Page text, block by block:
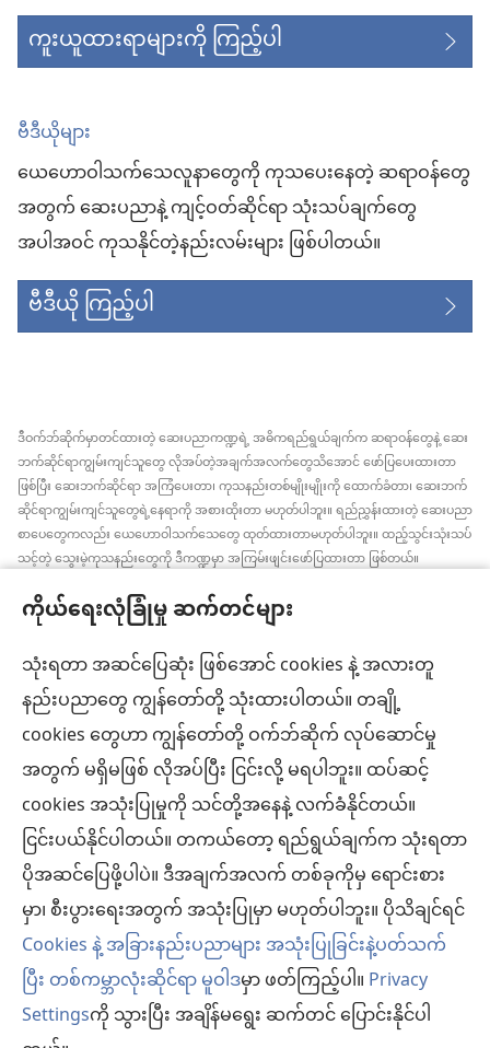
ကိုယ်ရေးလုံခြုံမှု ဆက်တင်များ
သုံးရတာ အဆင်ပြေဆုံး ဖြစ်အောင် cookies နဲ့ အလားတူ
နည်းပညာတွေ ကျွန်တော်တို့ သုံးထားပါတယ်။ တချို့
cookies တွေဟာ ကျွန်တော်တို့ ဝက်ဘ်ဆိုက် လုပ်ဆောင်မှု
အတွက် မရှိမဖြစ် လိုအပ်ပြီး ငြင်းလို့ မရပါဘူး။ ထပ်ဆင့်
cookies အသုံးပြုမှုကို သင်တို့အနေနဲ့ လက်ခံနိုင်တယ်။
ငြင်းပယ်နိုင်ပါတယ်။ တကယ်တော့ ရည်ရွယ်ချက်က သုံးရတာ
ပိုအဆင်ပြေဖို့ပါပဲ။ ဒီအချက်အလက် တစ်ခုကိုမှ ရောင်းစား
မှာ၊ စီးပွားရေးအတွက် အသုံးပြုမှာ မဟုတ်ပါဘူး။ ပိုသိချင်ရင်
Cookies နဲ့ အခြားနည်းပညာများ အသုံးပြုခြင်းနဲ့ပတ်သက်
ပြီး တစ်ကမ္ဘာလုံးဆိုင်ရာ မူဝါဒမှာ ဖတ်ကြည့်ပါ။Privacy
Settingsကို သွားပြီး အချိန်မရွေး ဆက်တင် ပြောင်းနိုင်ပါ
ကူးယူထားရာများကို ကြည့်ပါ
ဗီဒီယိုများ
ယေဟောဝါသက်သေလူနာတွေကို ကုသပေးနေတဲ့ ဆရာဝန်တွေ
အတွက် ဆေးပညာနဲ့ ကျင့်ဝတ်ဆိုင်ရာ သုံးသပ်ချက်တွေ
အပါအဝင် ကုသနိုင်တဲ့နည်းလမ်းများ ဖြစ်ပါတယ်။
ဗီဒီယို ကြည့်ပါ
ဒီဝက်ဘ်ဆိုက်မှာတင်ထားတဲ့ ဆေးပညာကဏ္ဍရဲ့ အဓိကရည်ရွယ်ချက်က ဆရာဝန်တွေနဲ့ ဆေး
ဘက်ဆိုင်ရာကျွမ်းကျင်သူတွေ လိုအပ်တဲ့အချက်အလက်တွေသိအောင် ဖော်ပြပေးထားတာ
ဖြစ်ပြီး ဆေးဘက်ဆိုင်ရာ အကြံပေးတာ၊ ကုသနည်းတစ်မျိုးမျိုးကို ထောက်ခံတာ၊ ဆေးဘက်
ဆိုင်ရာကျွမ်းကျင်သူတွေရဲ့နေရာကို အစားထိုးတာ မဟုတ်ပါဘူး။ ရည်ညွှန်းထားတဲ့ ဆေးပညာ
စာပေတွေကလည်း ယေဟောဝါသက်သေတွေ ထုတ်ထားတာမဟုတ်ပါဘူး။ ထည့်သွင်းသုံးသပ်
သင့်တဲ့ သွေးမဲ့ကုသနည်းတွေကို ဒီကဏ္ဍမှာ အကြမ်းဖျင်းဖော်ပြထားတာ ဖြစ်တယ်။
အခြေအနေနဲ့ပတ်သက်ပြီး လူနာရှင်တွေရဲ့ ဆန္ဒ၊ ဘာသာရေးယုံကြည်ချက်အတိုင်း လုပ်ဆောင်
ပေးဖို့က ဆေးဘက်ဆိုင်ရာကျွမ်းကျင်သူတစ်ဦးချင်းစီရဲ့တာဝန် ဖြစ်ပါတယ်။ ဒီကဏ္ဍထဲက
အကြံပြုချက်အားလုံးဟာ လူနာအားလုံးအတွက် သင့်တော်တာ၊ လက်ခံနိုင်စရာ ဖြစ်ချင်မှဖြစ်
ပါလိမ့်မယ်။
လူနာများ– ကျန်းမာရေးအခြေအနေ၊ ကုသနည်းတွေနဲ့ပတ်သက်ပြီး ဆရာဝန်တွေ၊ ဆေးဘက်
ဆိုင်ရာကျွမ်းကျင်သူတွေနဲ့ အမြဲဆွေးနွေးပါ။ ကျန်းမာရေးမကောင်းဘူးလို့ထင်ရင် ဆရာဝန်နဲ့
ပြပါ။
လိုက်နာရန်စည်းကမ်းများနဲ့အညီ ဒီဝက်ဘ်ဆိုက်ကို အသုံးပြုရပါမယ်။
အသွင်အပြင် ဆက်တင်များ
Copyright© 2026 Watch Tower Bible and Tract Society of Pennsylvania.